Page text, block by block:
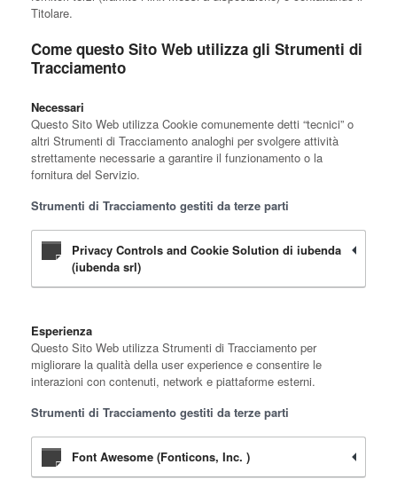
Titolare.
Come questo Sito Web utilizza gli Strumenti di
Tracciamento
Necessari
Questo Sito Web utilizza Cookie comunemente detti “tecnici” o
altri Strumenti di Tracciamento analoghi per svolgere attività
strettamente necessarie a garantire il funzionamento o la
fornitura del Servizio.
Strumenti di Tracciamento gestiti da terze parti
Privacy Controls and Cookie Solution di iubenda
(iubenda srl)
Esperienza
Questo Sito Web utilizza Strumenti di Tracciamento per
migliorare la qualità della user experience e consentire le
interazioni con contenuti, network e piattaforme esterni.
Strumenti di Tracciamento gestiti da terze parti
Font Awesome (Fonticons, Inc. )